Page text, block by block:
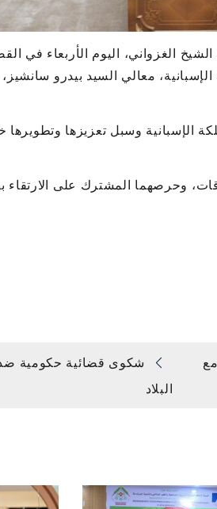
الغزواني، اليوم الأربعاء في
معالي السيد بيدرو
الإسبانية وسبل تعزيزها
وحرصهما المشترك على الارتقاء
شكوى قضائية حكومية ضد
البلاد